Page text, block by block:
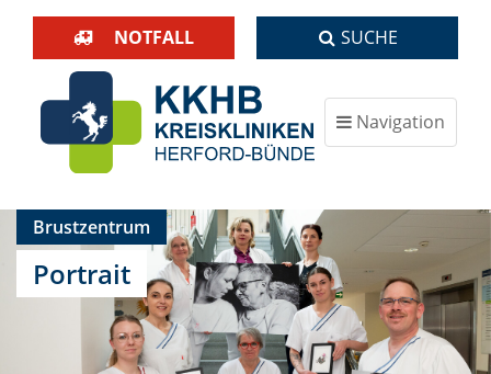
NOTFALL SUCHE
Navigation
ein-/ausblenden
Brustzentrum
Portrait